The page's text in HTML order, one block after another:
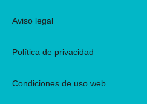
Aviso legal
Política de privacidad
Condiciones de uso web